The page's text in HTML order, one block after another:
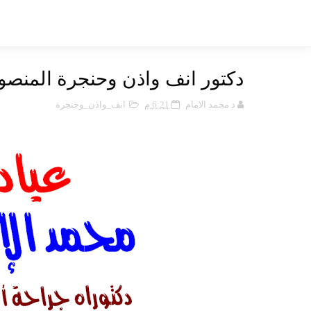
دكتور انف واذن وحنجرة
د محمد الامام 6:21 م انف_واذن_وحنجرة